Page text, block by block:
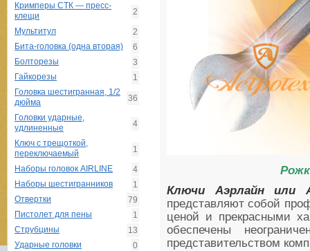
Ключи Аэрлайн или
представляют собой
ценой и прекрасными
обеспечены
представительством
Кримперы СТК — пресс-
клещи
2
Мультитул
2
Бита-головка (одна вторая)
6
Болторезы
3
Гайкорезы
1
Головка шестигранная, 1/2
дюйма
36
Головки ударные,
удлиненные
4
Ключ с трещоткой,
переключаемый
1
Наборы головок AIRLINE
4
Наборы шестигранников
1
Отвертки
79
Пистолет для пены
1
Струбцины
13
Ударные головки
0